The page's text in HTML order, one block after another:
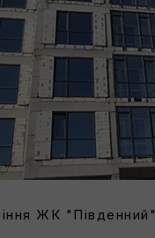
ЖК "Південний"